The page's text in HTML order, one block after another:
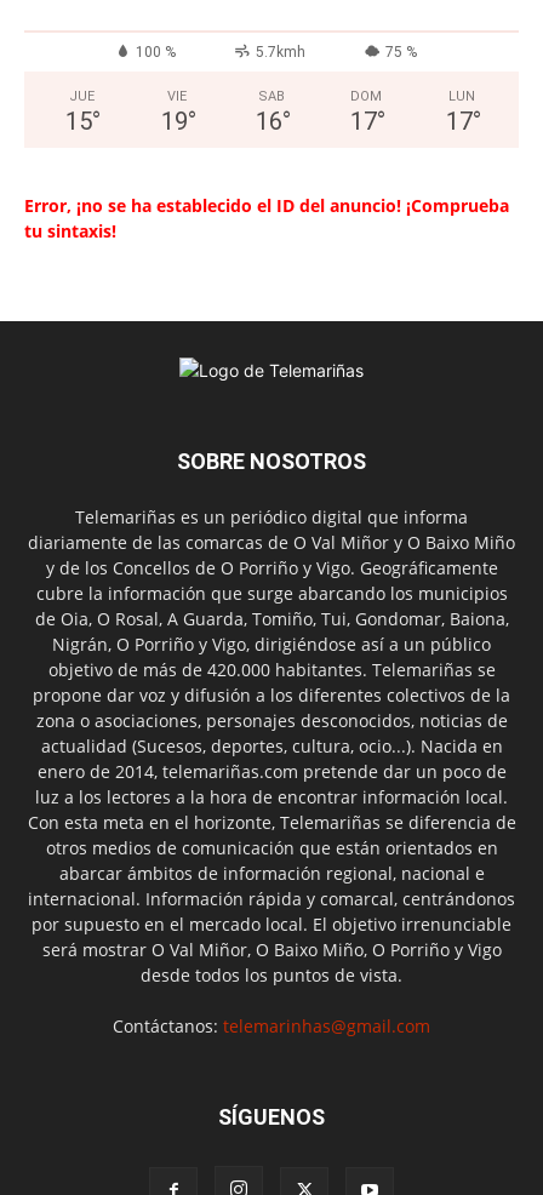
100 % 5.7kmh 75 %
JUE
15°
VIE
19°
SAB
16°
DOM
17°
LUN
17°
Error, ¡no se ha establecido el ID del anuncio! ¡Comprueba
tu sintaxis!
SOBRE NOSOTROS
Telemariñas es un periódico digital que informa
diariamente de las comarcas de O Val Miñor y O Baixo Miño
y de los Concellos de O Porriño y Vigo. Geográficamente
cubre la información que surge abarcando los municipios
de Oia, O Rosal, A Guarda, Tomiño, Tui, Gondomar, Baiona,
Nigrán, O Porriño y Vigo, dirigiéndose así a un público
objetivo de más de 420.000 habitantes. Telemariñas se
propone dar voz y difusión a los diferentes colectivos de la
zona o asociaciones, personajes desconocidos, noticias de
actualidad (Sucesos, deportes, cultura, ocio...). Nacida en
enero de 2014, telemariñas.com pretende dar un poco de
luz a los lectores a la hora de encontrar información local.
Con esta meta en el horizonte, Telemariñas se diferencia de
otros medios de comunicación que están orientados en
abarcar ámbitos de información regional, nacional e
internacional. Información rápida y comarcal, centrándonos
por supuesto en el mercado local. El objetivo irrenunciable
será mostrar O Val Miñor, O Baixo Miño, O Porriño y Vigo
desde todos los puntos de vista.
Contáctanos: telemarinhas@gmail.com
SÍGUENOS